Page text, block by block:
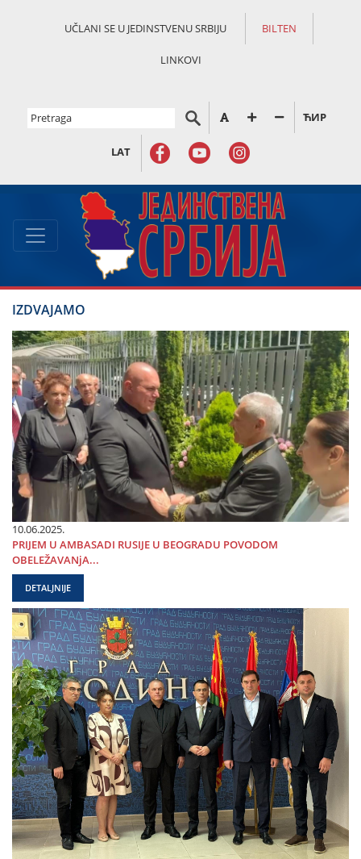
UČLANI SE U JEDINSTVENU SRBIJU BILTEN
LINKOVI
ЋИР
LAT
IZDVAJAMO
10.06.2025.
PRIЈEM U AMBASADI RUSIЈE U BEOGRADU POVODOM
OBELEŽAVANjA...
DETALJNIJE